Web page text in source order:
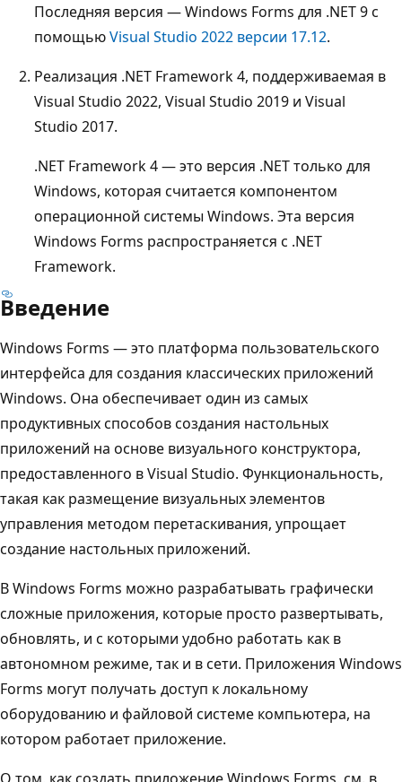
Последняя версия — Windows Forms для .NET 9 с
помощьюVisual Studio 2022 версии 17.12.
Реализация .NET Framework 4, поддерживаемая в
Visual Studio 2022, Visual Studio 2019 и Visual
Studio 2017.
.NET Framework 4 — это версия .NET только для
Windows, которая считается компонентом
операционной системы Windows. Эта версия
Windows Forms распространяется с .NET
Framework.
Введение
Windows Forms — это платформа пользовательского
интерфейса для создания классических приложений
Windows. Она обеспечивает один из самых
продуктивных способов создания настольных
приложений на основе визуального конструктора,
предоставленного в Visual Studio. Функциональность,
такая как размещение визуальных элементов
управления методом перетаскивания, упрощает
создание настольных приложений.
В Windows Forms можно разрабатывать графически
сложные приложения, которые просто развертывать,
обновлять, и с которыми удобно работать как в
автономном режиме, так и в сети. Приложения Windows
Forms могут получать доступ к локальному
оборудованию и файловой системе компьютера, на
котором работает приложение.
О том, как создать приложение Windows Forms, см. в